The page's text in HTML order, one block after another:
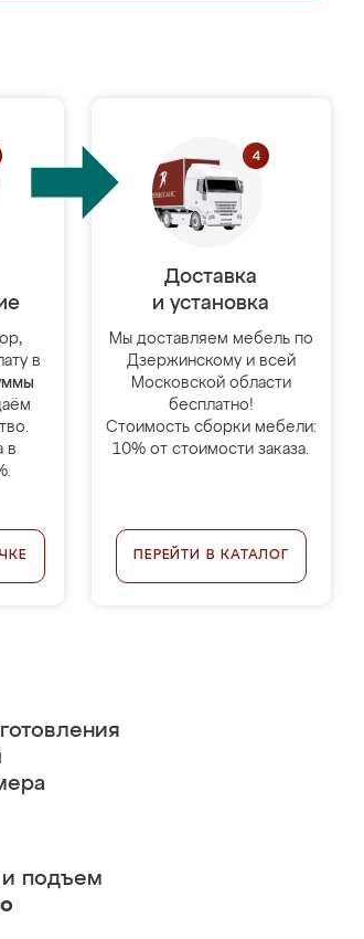
в
в
Доставка
и установка
Мы доставляем мебель по
Дзержинскому и всей
Московской области
бесплатно!
Стоимость сборки мебели:
10% от стоимости заказа.
ПЕРЕЙТИ В КАТАЛОГ
и подъем